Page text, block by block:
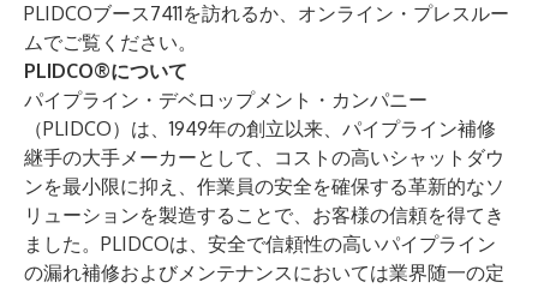
PLIDCOブース7411を訪れるか、 オンライン・プレスルー
ムでご覧ください。
PLIDCO®について
パイプライン・デベロップメント・カンパニー
（PLIDCO）は、1949年の創立以来、パイプライン補修
継手の大手メーカーとして、コストの高いシャットダウ
ンを最小限に抑え、作業員の安全を確保する革新的なソ
リューションを製造することで、お客様の信頼を得てき
ました。PLIDCOは、安全で信頼性の高いパイプライン
の漏れ補修およびメンテナンスにおいては業界随一の定